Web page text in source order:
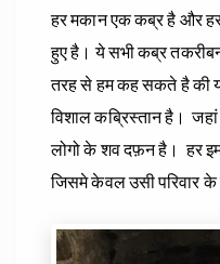
हर मकान एक कब्र है और
हुए है। ये सभी कब्र
तरह से हम कह सकते है की
विशाल कब्रिस्तान है।
लोगो के शव दफ़न है। हर
जिसमे केवल उसी परिवार के